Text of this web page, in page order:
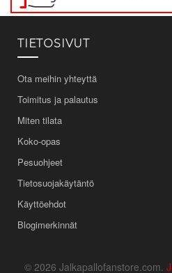
TIETOSIVUT
Ota meihin yhteyttä
Toimitus ja palautus
Miten tilata
Koko-opas
Pesuohjeet
Tietosuojakäytäntö
Käyttöehdot
Blogimerkinnät
© 2026 Jalkapallofanstore.com.